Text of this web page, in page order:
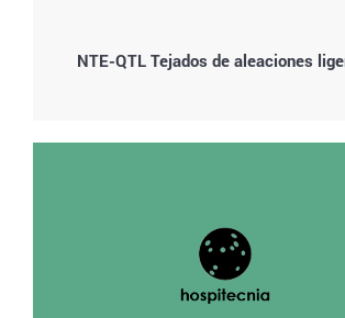
NTE-QTL Tejados de aleaciones